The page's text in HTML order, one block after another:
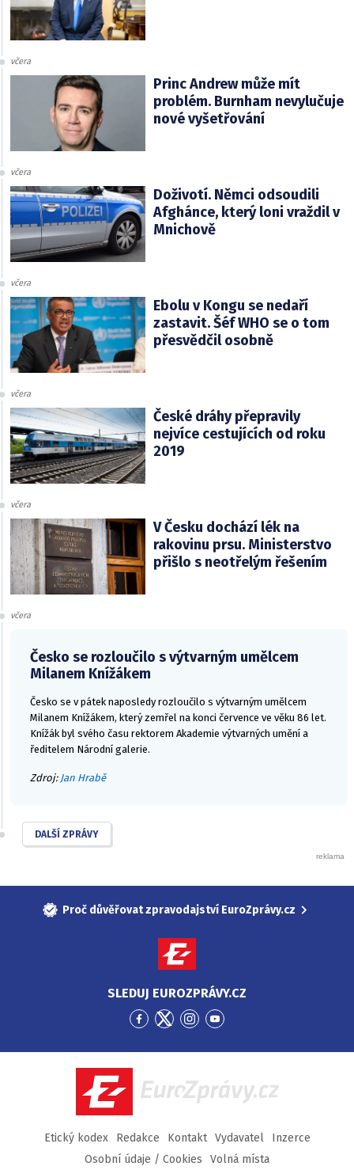
včera
Princ Andrew může mít
problém. Burnham nevylučuje
nové vyšetřování
včera
Doživotí. Němci odsoudili
Afghánce, který loni vraždil v
Mnichově
včera
Ebolu v Kongu se nedaří
zastavit. Šéf WHO se o tom
přesvědčil osobně
včera
České dráhy přepravily
nejvíce cestujících od roku
2019
včera
V Česku dochází lék na
rakovinu prsu. Ministerstvo
přišlo s neotřelým řešením
včera
Česko se rozloučilo s výtvarným umělcem
Milanem Knížákem
Česko se v pátek naposledy rozloučilo s výtvarným umělcem
Milanem Knížákem, který zemřel na konci července ve věku 86 let.
Knížák byl svého času rektorem Akademie výtvarných umění a
ředitelem Národní galerie.
Zdroj: Jan Hrabě
DALŠÍ ZPRÁVY
Proč důvěřovat zpravodajství EuroZprávy.cz
SLEDUJ EUROZPRÁVY.CZ
Přejít
Facebook
Přejít
Twitter
Přejít
Instagram
Přejít
YouTube
EuroZprávy.cz
Etický kodex Redakce Kontakt Vydavatel
Inzerce
Osobní údaje / Cookies
Volná místa